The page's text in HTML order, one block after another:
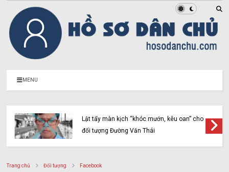
MENU
Lật tẩy màn kịch “khóc mướn, kêu oan” cho
đối tượng Đường Văn Thái
Trang chủ Đối tượng Facebook